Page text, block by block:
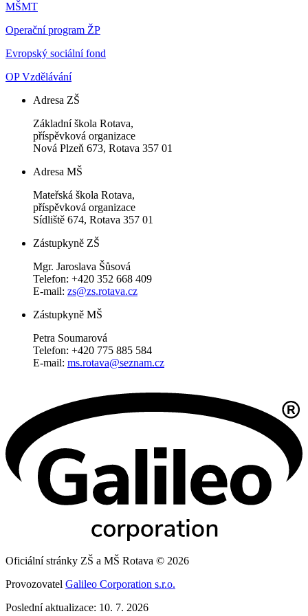
MŠMT
Operační program ŽP
Evropský sociální fond
OP Vzdělávání
Adresa ZŠ
Základní škola Rotava,
příspěvková organizace
Nová Plzeň 673, Rotava 357 01
Adresa MŠ
Mateřská škola Rotava,
příspěvková organizace
Sídliště 674, Rotava 357 01
Zástupkyně ZŠ
Mgr. Jaroslava Šůsová
Telefon: +420 352 668 409
E-mail: zs@zs.rotava.cz
Zástupkyně MŠ
Petra Soumarová
Telefon: +420 775 885 584
E-mail: ms.rotava@seznam.cz
Oficiální stránky ZŠ a MŠ Rotava © 2026
Provozovatel Galileo Corporation s.r.o.
Poslední aktualizace: 10. 7. 2026